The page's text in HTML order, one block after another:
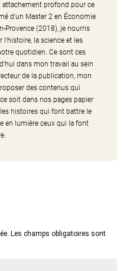
attachement profond pour ce
d'un Master 2 en Économie
Provence (2018), je nourris
la science et les
quotidien. Ce sont ces
dans mon travail au sein
de la publication, mon
des contenus qui
soit dans nos pages papier
histoires qui font battre le
en lumière ceux qui la font
Les champs obligatoires sont